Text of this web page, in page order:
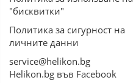
"бисквитки"
Политика за сигурност на
личните данни
service@helikon.bg
Helikon.bg във Facebook